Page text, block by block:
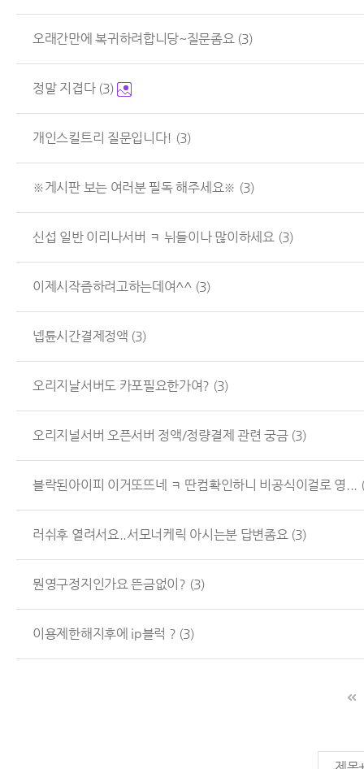
오래간만에 복귀하려합니당~질문좀요 (3)
정말 지겹다 (3)
개인스킬트리 질문입니다! (3)
※게시판 보는 여러분 필독 해주세요※ (3)
신섭 일반 이리나서버 ㅋ 뉘들이나 많이하세요 (3)
이제시작즘하려고하는데여^^ (3)
넵튠시간결제정액 (3)
오리지날서버도 카포필요한가여? (3)
오리지널서버 오픈서버 정액/정량결제 관련 궁금 (3)
블락된아이피 이거또뜨네 ㅋ 딴컴확인하니 비공식이걸로 영...
러쉬후 열려서요..서모너케릭 아시는분 답변좀요 (3)
뭔영구정지인가요 뜬금없이? (3)
이용제한해지후에 ip블럭 ? (3)